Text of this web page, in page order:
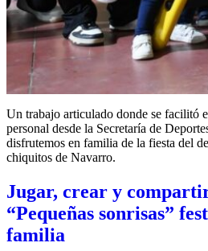
Un trabajo articulado donde se facilitó
personal desde la Secretaría de
disfrutemos en familia de la fiesta del
chiquitos de Navarro.
Jugar, crear y
“Pequeñas sonrisas”
familia